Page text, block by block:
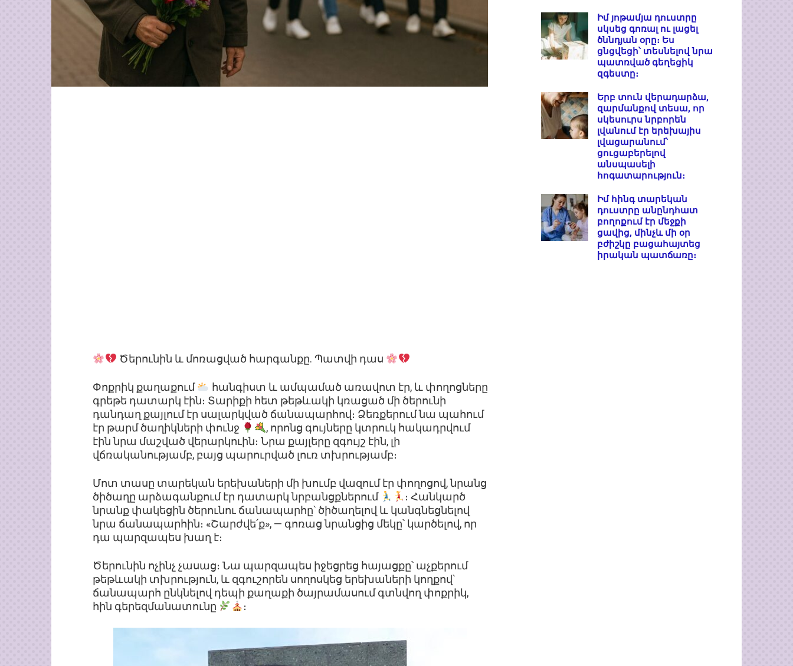
Ծերունին և մոռացված հարգանքը. Պատվի դաս
Փոքրիկ քաղաքում
հանգիստ և ամպամած առավոտ էր, և փողոցները
գրեթե դատարկ էին։ Տարիքի հետ թեթևակի կռացած մի ծերունի
դանդաղ քայլում էր սալարկված ճանապարհով։ Ձեռքերում նա պահում
էր թարմ ծաղիկների փունջ
, որոնց գույները կտրուկ հակադրվում
էին նրա մաշված վերարկուին։ Նրա քայլերը զգույշ էին, լի
վճռականությամբ, բայց պարուրված լուռ տխրությամբ։
Մոտ տասը տարեկան երեխաների մի խումբ վազում էր փողոցով, նրանց
ծիծաղը արձագանքում էր դատարկ նրբանցքներում
։ Հանկարծ
նրանք փակեցին ծերունու ճանապարհը՝ ծիծաղելով և կանգնեցնելով
նրա ճանապարհին։ «Շարժվե՛ք», — գոռաց նրանցից մեկը՝ կարծելով, որ
դա պարզապես խաղ է։
Ծերունին ոչինչ չասաց։ Նա պարզապես իջեցրեց հայացքը՝ աչքերում
թեթևակի տխրություն, և զգուշորեն սողոսկեց երեխաների կողքով՝
ճանապարհ ընկնելով դեպի քաղաքի ծայրամասում գտնվող փոքրիկ,
հին գերեզմանատունը
։
Իմ յոթամյա դուստրը
սկսեց գոռալ ու լացել
ծննդյան օրը։ Ես
ցնցվեցի՝ տեսնելով նրա
պատռված գեղեցիկ
զգեստը։
Երբ տուն վերադարձա,
զարմանքով տեսա, որ
սկեսուրս նրբորեն
լվանում էր երեխայիս
լվացարանում՝
ցուցաբերելով
անսպասելի
հոգատարություն։
Իմ հինգ տարեկան
դուստրը անընդհատ
բողոքում էր մեջքի
ցավից, մինչև մի օր
բժիշկը բացահայտեց
իրական պատճառը։